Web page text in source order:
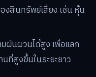
งสินทรัพย์เสี่ยง เช่น หุ้น
ผันผวนได้สูง เพื่อแลก
ที่สูงขึ้นในระยะยาว